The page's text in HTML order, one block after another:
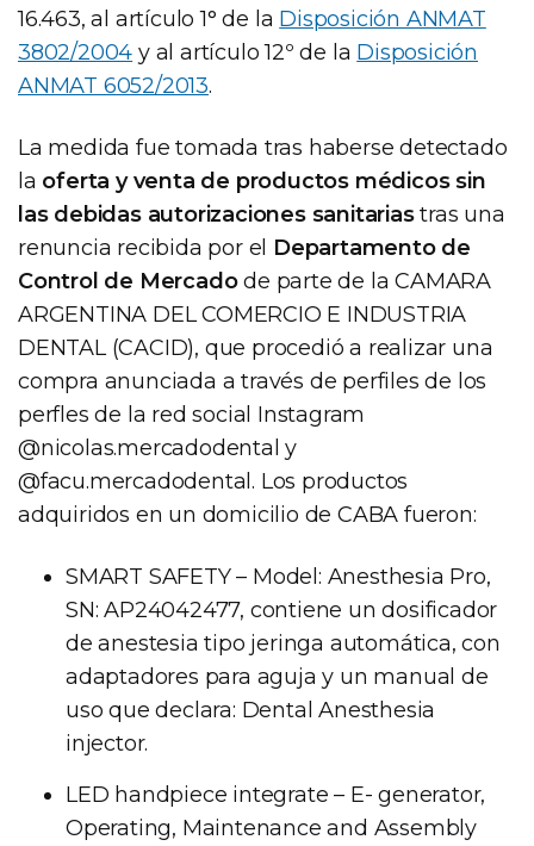
16.463, al artículo 1° de la Disposición ANMAT
3802/2004 y al artículo 12º de la Disposición
ANMAT 6052/2013.
La medida fue tomada tras haberse detectado
la oferta y venta de productos médicos sin
las debidas autorizaciones sanitariastras una
renuncia recibida por el Departamento de
Control de Mercadode parte de la CAMARA
ARGENTINA DEL COMERCIO E INDUSTRIA
DENTAL (CACID), que procedió a realizar una
compra anunciada a través de perfiles de los
perfles de la red social Instagram
@nicolas.mercadodental y
@facu.mercadodental. Los productos
adquiridos en un domicilio de CABA fueron:
SMART SAFETY – Model: Anesthesia Pro,
SN: AP24042477, contiene un dosificador
de anestesia tipo jeringa automática, con
adaptadores para aguja y un manual de
uso que declara: Dental Anesthesia
injector.
LED handpiece integrate – E- generator,
Operating, Maintenance and Assembly